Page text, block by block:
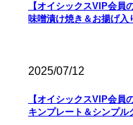
【オイシックスVIP会
味噌漬け焼き＆お揚げ入
2025/07/12
【オイシックスVIP会
キンプレート＆シンプル